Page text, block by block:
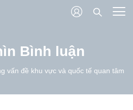
Bình luận
vấn đề khu vực và quốc tế quan tâm